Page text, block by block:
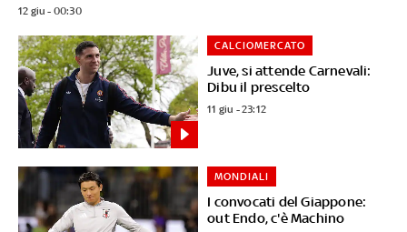
12 giu - 00:30
Juve, si attende Carnevali:
Dibu il prescelto
CALCIOMERCATO
11 giu - 23:12
I convocati del Giappone:
out Endo, c'è Machino
MONDIALI